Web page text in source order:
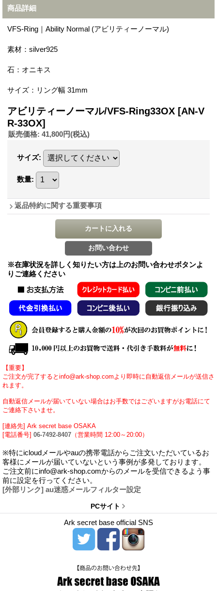
商品詳細
VFS-Ring｜Ability Normal (アビリティーノーマル)
素材：silver925
石：オニキス
サイズ：リング幅 31mm
アビリティーノーマル/VFS-Ring33OX [AN-V
R-33OX]
販売価格: 41,800円(税込)
サイズ:
数量:
返品特約に関する重要事項
※在庫状況を詳しく知りたい方は上のお問い合わせボタンよ
りご連絡ください
【重要】
ご注文が完了するとinfo@ark-shop.comより即時に自動返信メールが送信さ
れます。
自動返信メールが届いていない場合はお手数ではございますがお電話にて
ご連絡下さいませ。
[連絡先] Ark secret base OSAKA
[電話番号] 06-7492-8407 （営業時間 12:00～20:00）
※特にicloudメールやauの携帯電話からご注文いただいているお
客様にメールが届いていないという事例が多発しております。
ご注文前にinfo@ark-shop.comからのメールを受信できるよう事
前に設定を行ってください。
[外部リンク] au迷惑メールフィルター設定
PCサイト
Ark secret base official SNS